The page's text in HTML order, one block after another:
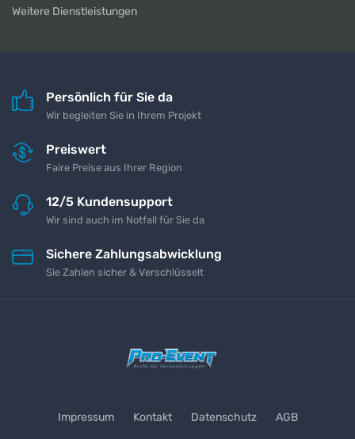
Weitere Dienstleistungen
Persönlich für Sie da
Wir begleiten Sie in Ihrem Projekt
Preiswert
Faire Preise aus Ihrer Region
12/5 Kundensupport
Wir sind auch im Notfall für Sie da
Sichere Zahlungsabwicklung
Sie Zahlen sicher & Verschlüsselt
Impressum Kontakt Datenschutz AGB